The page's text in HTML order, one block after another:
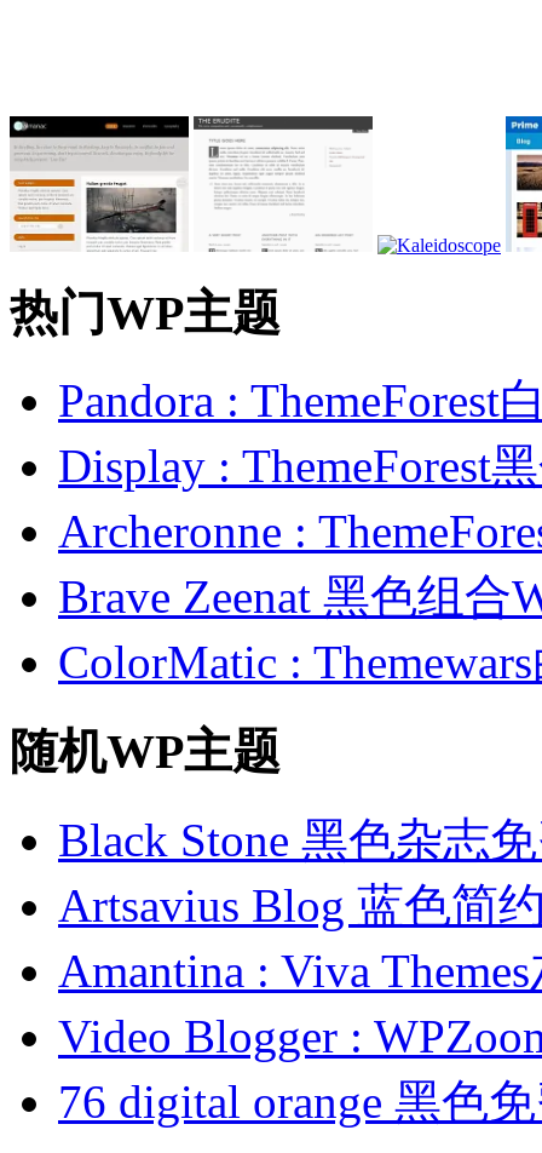
热门WP主题
Pandora : ThemeForest
Display : ThemeForest
Archeronne :
Brave Zeenat 黑色组合
ColorMatic :
随机WP主题
Black Stone 黑色杂志
Artsavius Blog 蓝色简
Amantina : Viva
Video Blogger :
76 digital orange 黑色